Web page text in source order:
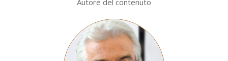
Autore del contenuto